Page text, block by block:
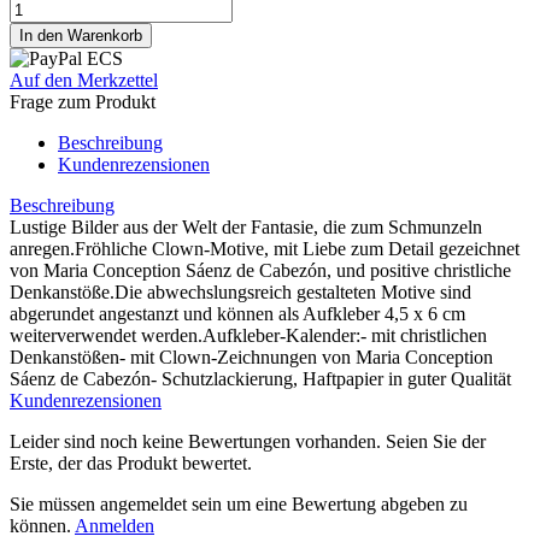
Auf den Merkzettel
Frage zum Produkt
Beschreibung
Kundenrezensionen
Beschreibung
Lustige Bilder aus der Welt der Fantasie, die zum Schmunzeln
anregen.Fröhliche Clown-Motive, mit Liebe zum Detail gezeichnet
von Maria Conception Sáenz de Cabezón, und positive christliche
Denkanstöße.Die abwechslungsreich gestalteten Motive sind
abgerundet angestanzt und können als Aufkleber 4,5 x 6 cm
weiterverwendet werden.Aufkleber-Kalender:- mit christlichen
Denkanstößen- mit Clown-Zeichnungen von Maria Conception
Sáenz de Cabezón- Schutzlackierung, Haftpapier in guter Qualität
Kundenrezensionen
Leider sind noch keine Bewertungen vorhanden. Seien Sie der
Erste, der das Produkt bewertet.
Sie müssen angemeldet sein um eine Bewertung abgeben zu
können. Anmelden